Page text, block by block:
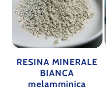
RESINA MINERALE
BIANCA
melamminica